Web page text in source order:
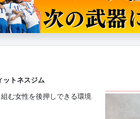
トネスジム
む女性を後押しできる環境